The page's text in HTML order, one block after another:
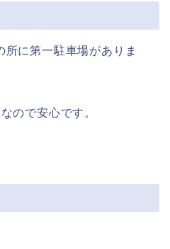
に第一駐車場がありま
ので安心です。